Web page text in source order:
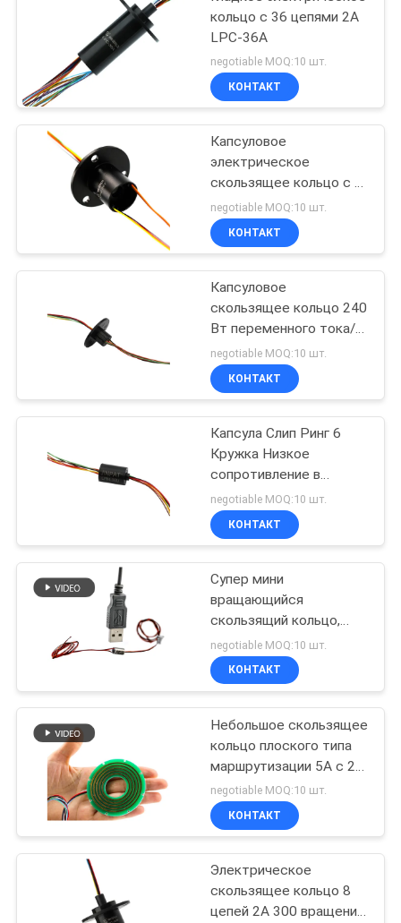
СПРОСИТЕ
ЦИТАТУ
КАРТА
САЙТА
POLICY
кольцо с 36 цепями 2A
LPC-36A
negotiable MOQ:10 шт.
КОНТАКТ
Капсуловое
электрическое
скользящее кольцо с 6-
мя отверстиями LPC-
06T
negotiable MOQ:10 шт.
КОНТАКТ
Капсуловое
скользящее кольцо 240
Вт переменного тока/
постоянного тока LPM-
06F
negotiable MOQ:10 шт.
КОНТАКТ
Капсула Слип Ринг 6
Кружка Низкое
сопротивление в
компьютерной
томографии
negotiable MOQ:10 шт.
КОНТАКТ
Супер мини
вращающийся
скользящий кольцо,
поддерживающее
передачу
многосигналов
negotiable MOQ:10 шт.
КОНТАКТ
Небольшое скользящее
кольцо плоского типа
маршрутизации 5А с 2
схемами
negotiable MOQ:10 шт.
КОНТАКТ
Электрическое
скользящее кольцо 8
цепей 2A 300 вращений